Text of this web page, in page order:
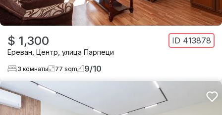
$ 1,300 ID 413878
Ереван Центр улица Парпеци
3 комнаты 77 sqm 9/10